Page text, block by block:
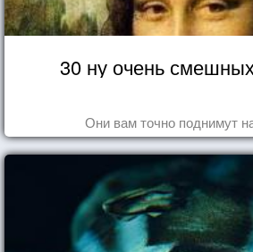
30 ну очень
Они вам точно поднимут